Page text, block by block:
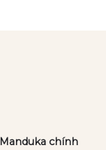
chính